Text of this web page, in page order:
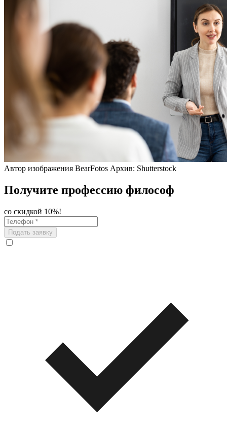
Автор изображения BearFotos Архив: Shutterstock
Получите профессию философ
со скидкой 10%!
Подать заявку